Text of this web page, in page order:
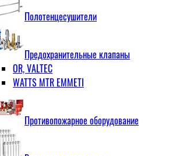
Удлинитель потока для радиатора
RD30 Корпус/диск - чугун РN16 (Тмакс
ЧАЗ (двухдисковые)
Полотенцесушители
Предохранительные клапаны
OR, VALTEC
WATTS MTR EMMETI
Противопожарное оборудование